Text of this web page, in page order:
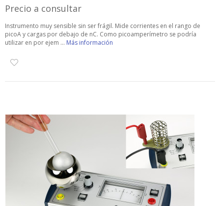
Precio a consultar
Instrumento muy sensible sin ser frágil. Mide corrientes en el rango de
picoA y cargas por debajo de nC. Como picoamperímetro se podría
utilizar en por ejem ... Más información